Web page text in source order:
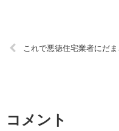
これで悪徳住宅業者にだま
コメント